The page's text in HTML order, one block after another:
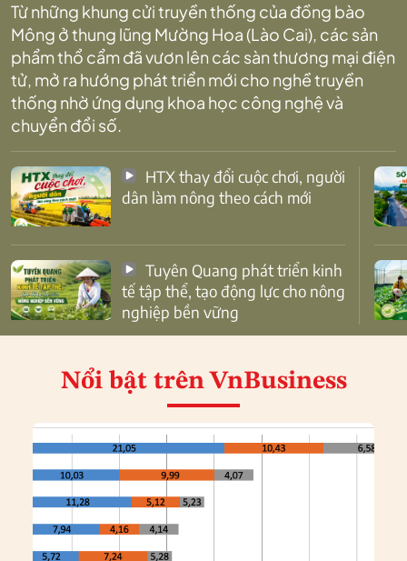
Từ những khung cửi truyền thống của đồng bào
Mông ở thung lũng Mường Hoa (Lào Cai), các sản
phẩm thổ cẩm đã vươn lên các sàn thương mại điện
tử, mở ra hướng phát triển mới cho nghề truyền
thống nhờ ứng dụng khoa học công nghệ và
chuyển đổi số.
dân làm nông theo cách mới
tế tập thể, tạo động lực cho nông
nghiệp bền vững
Nổi bật trên VnBusiness